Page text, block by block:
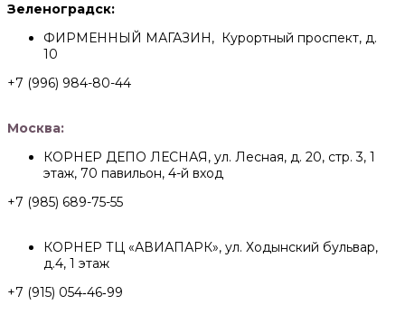
Зеленоградск:
ФИРМЕННЫЙ МАГАЗИН, Курортный проспект, д.
10
+7 (996) 984-80-44
Москва:
КОРНЕР ДЕПО ЛЕСНАЯ, ул. Лесная, д. 20, стр. 3, 1
этаж, 70 павильон, 4-й вход
+7 (985) 689-75-55
КОРНЕР ТЦ «АВИАПАРК», ул. Ходынский бульвар,
д.4, 1 этаж
+7 (915) 054‑46‑99